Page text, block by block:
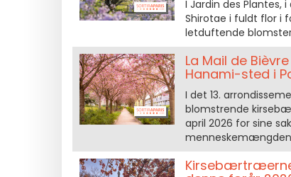
I Jardin des
Shirotae i fuldt flor i
letduftende
La Mail de
Hanami-sted i
I det 13.
blomstrende
april 2026 for sine